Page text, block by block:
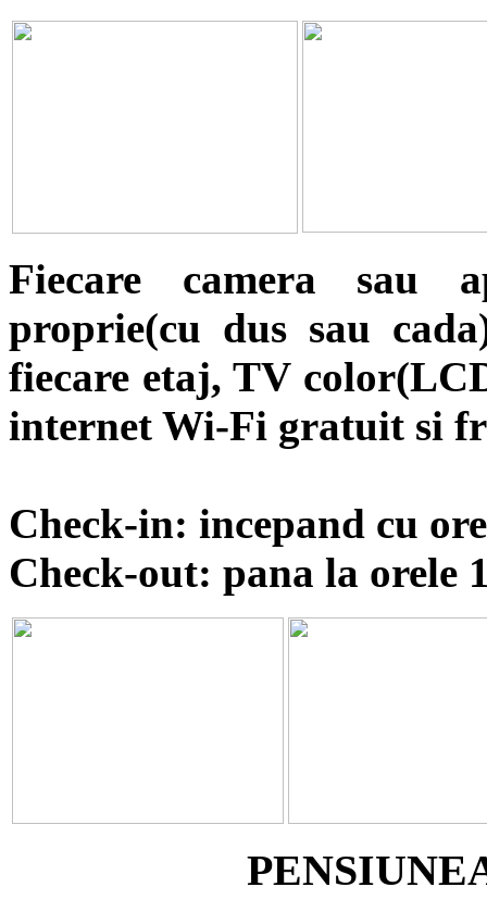
Fiecare camera sau
proprie(cu dus sau
fiecare etaj, TV
internet Wi-Fi gratuit si
Check-in: incepand cu
Check-out: pana la orele